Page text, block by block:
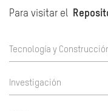
Para visitar el
Tecnología y
Investigación